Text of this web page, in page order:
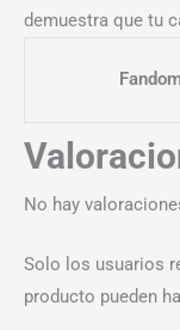
demuestra que tu
Fandom
No hay
Solo los usuarios
producto pueden